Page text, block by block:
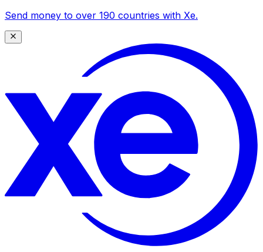
Send money to over 190 countries with Xe.